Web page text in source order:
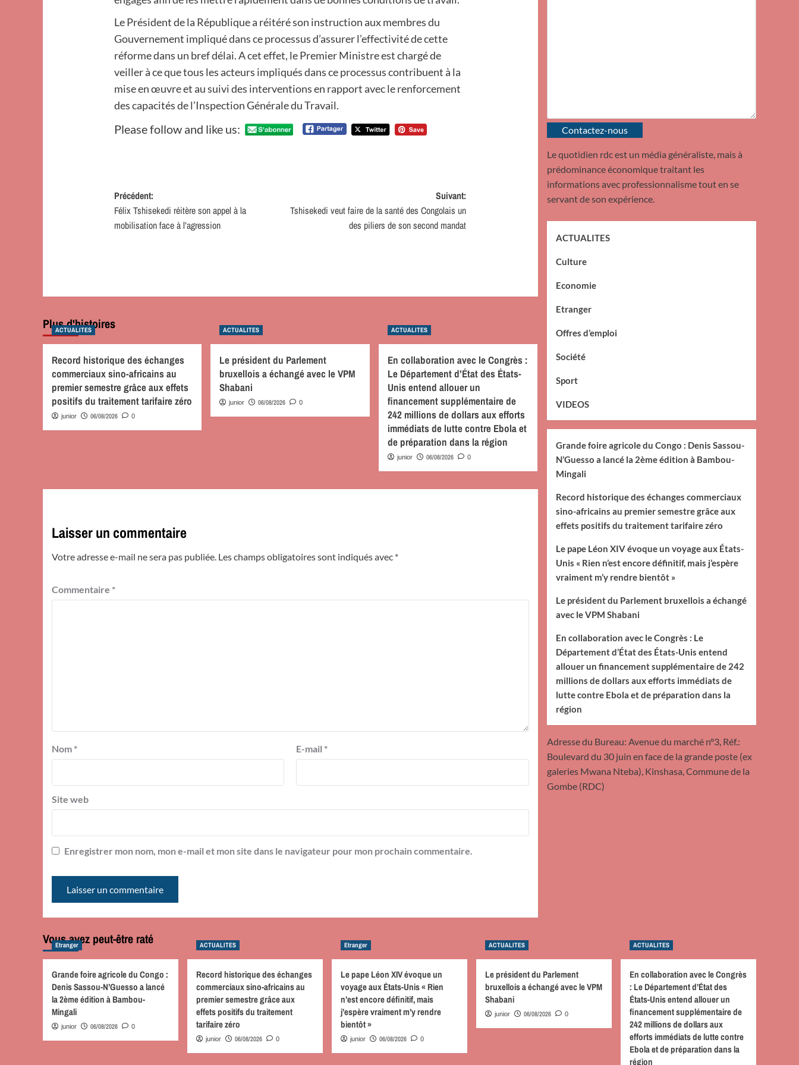
Le Président de la République a réitéré son instruction aux membres du
Gouvernement impliqué dans ce processus d’assurer l’effectivité de cette
réforme dans un bref délai. A cet effet, le Premier Ministre est chargé de
veiller à ce que tous les acteurs impliqués dans ce processus contribuent à la
mise en œuvre et au suivi des interventions en rapport avec le renforcement
des capacités de l’Inspection Générale du Travail.
Please follow and like us:
Navigation
d’article
Précédent:
Félix Tshisekedi réitère son appel à la
mobilisation face à l’agression
Suivant:
Tshisekedi veut faire de la santé des Congolais un
des piliers de son second mandat
Plus d'histoires
ACTUALITES
Record historique des échanges
commerciaux sino-africains au
premier semestre grâce aux effets
positifs du traitement tarifaire zéro
junior 06/08/2026 0
ACTUALITES
Le président du Parlement
bruxellois a échangé avec le VPM
Shabani
junior 06/08/2026 0
ACTUALITES
En collaboration avec le Congrès :
Le Département d’État des États-
Unis entend allouer un
financement supplémentaire de
242 millions de dollars aux efforts
immédiats de lutte contre Ebola et
de préparation dans la région
junior 06/08/2026 0
Laisser un commentaire
Votre adresse e-mail ne sera pas publiée. Les champs obligatoires sont indiqués avec *
Commentaire *
Nom * E-mail *
Site web
Enregistrer mon nom, mon e-mail et mon site dans le navigateur pour mon prochain commentaire.
Contactez-nous
Le quotidien rdc est un média généraliste, mais à
prédominance économique traitant les
informations avec professionnalisme tout en se
servant de son expérience.
ACTUALITES
Culture
Economie
Etranger
Offres d’emploi
Société
Sport
VIDEOS
Grande foire agricole du Congo : Denis Sassou-
N’Guesso a lancé la 2ème édition à Bambou-
Mingali
Record historique des échanges commerciaux
sino-africains au premier semestre grâce aux
effets positifs du traitement tarifaire zéro
Le pape Léon XIV évoque un voyage aux États-
Unis « Rien n’est encore définitif, mais j’espère
vraiment m’y rendre bientôt »
Le président du Parlement bruxellois a échangé
avec le VPM Shabani
En collaboration avec le Congrès : Le
Département d’État des États-Unis entend
allouer un financement supplémentaire de 242
millions de dollars aux efforts immédiats de
lutte contre Ebola et de préparation dans la
région
Adresse du Bureau: Avenue du marché n°3, Réf.:
Boulevard du 30 juin en face de la grande poste (ex
galeries Mwana Nteba), Kinshasa, Commune de la
Gombe (RDC)
Vous avez peut-être raté
Etranger
Grande foire agricole du Congo :
Denis Sassou-N’Guesso a lancé
la 2ème édition à Bambou-
Mingali
junior 06/08/2026 0
ACTUALITES
Record historique des échanges
commerciaux sino-africains au
premier semestre grâce aux
effets positifs du traitement
tarifaire zéro
junior 06/08/2026 0
Etranger
Le pape Léon XIV évoque un
voyage aux États-Unis « Rien
n’est encore définitif, mais
j’espère vraiment m’y rendre
bientôt »
junior 06/08/2026 0
ACTUALITES
Le président du Parlement
bruxellois a échangé avec le VPM
Shabani
junior 06/08/2026 0
ACTUALITES
En collaboration avec le Congrès
: Le Département d’État des
États-Unis entend allouer un
financement supplémentaire de
242 millions de dollars aux
efforts immédiats de lutte contre
Ebola et de préparation dans la
région